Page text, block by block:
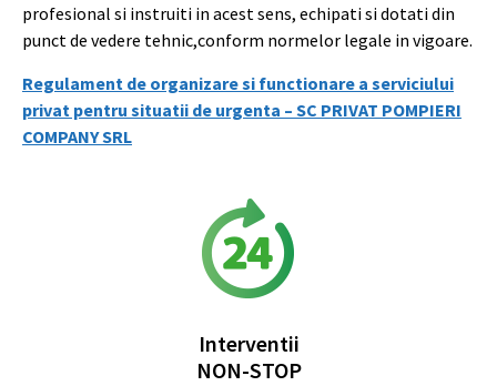
profesional si instruiti in acest sens, echipati si dotati din
punct de vedere tehnic,conform normelor legale in vigoare.
Regulament de organizare si functionare a serviciului
privat pentru situatii de urgenta – SC PRIVAT POMPIERI
COMPANY SRL
Interventii
NON-STOP